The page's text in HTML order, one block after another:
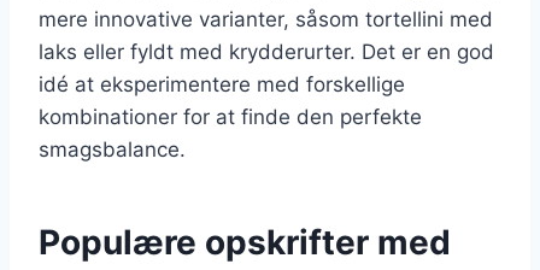
mere innovative varianter, såsom tortellini med
laks eller fyldt med krydderurter. Det er en god
idé at eksperimentere med forskellige
kombinationer for at finde den perfekte
smagsbalance.
Populære opskrifter med